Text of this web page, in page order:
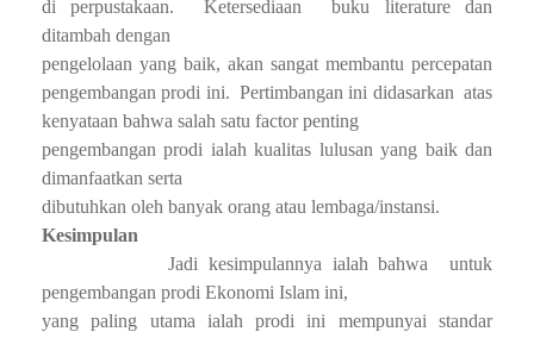
di perpustakaan.
Ketersediaan
buku literature dan
ditambah dengan
pengelolaan yang baik, akan sangat membantu percepatan
pengembangan prodi ini. Pertimbangan ini didasarkan atas
kenyataan bahwa salah satu factor penting
pengembangan prodi ialah kualitas lulusan yang baik dan
dimanfaatkan serta
dibutuhkan oleh banyak orang atau lembaga/instansi.
Kesimpulan
Jadi kesimpulannya ialah bahwa
untuk
pengembangan prodi Ekonomi Islam ini,
yang paling utama ialah prodi ini mempunyai standar